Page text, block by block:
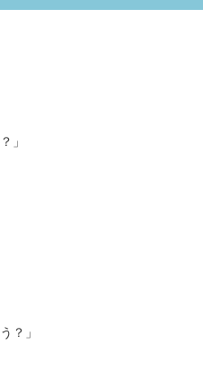
」
？」